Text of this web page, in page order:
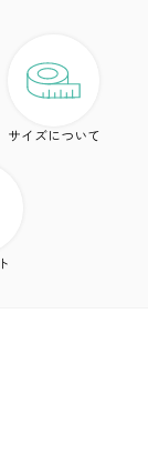
サイズについて